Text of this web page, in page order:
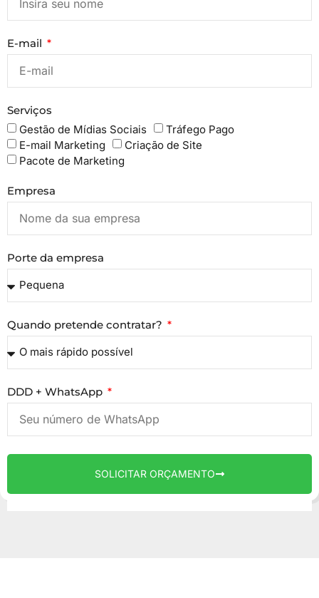
E-mail
Serviços
Gestão de Mídias Sociais
Tráfego Pago
E-mail Marketing
Criação de Site
Pacote de Marketing
Empresa
Porte da empresa
Quando pretende contratar?
DDD + WhatsApp
SOLICITAR ORÇAMENTO